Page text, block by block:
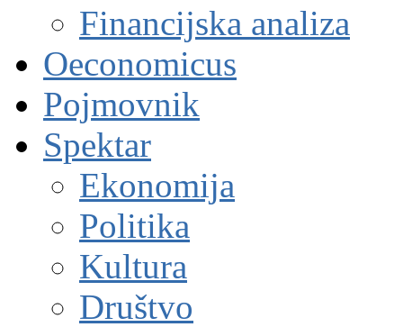
Financijska analiza
Oeconomicus
Pojmovnik
Spektar
Ekonomija
Politika
Kultura
Društvo